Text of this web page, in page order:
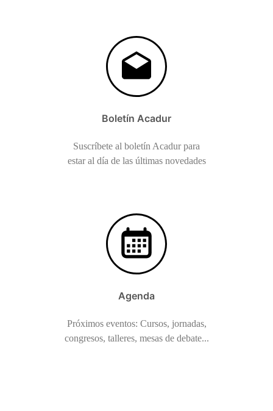
Boletín Acadur
Suscríbete al boletín Acadur para
estar al día de las últimas novedades
Agenda
Próximos eventos: Cursos, jornadas,
congresos, talleres, mesas de debate...